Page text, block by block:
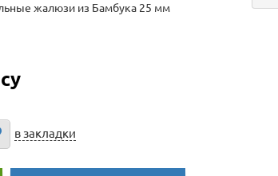
жалюзи из Бамбука 25 мм
в закладки